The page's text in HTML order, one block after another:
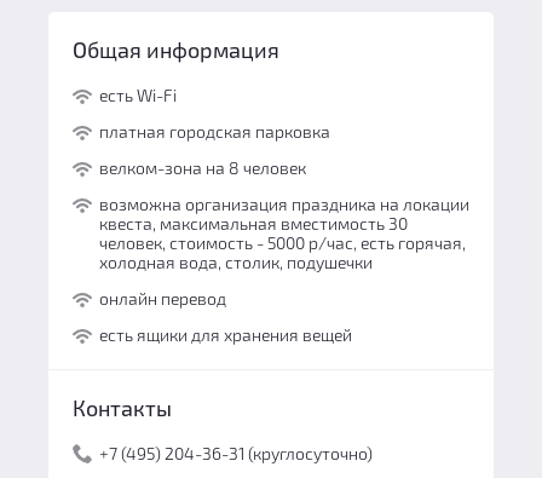
Общая информация
есть Wi-Fi
платная городская парковка
велком-зона на 8 человек
возможна организация праздника на локации
квеста, максимальная вместимость 30
человек, стоимость - 5000 р/час, есть горячая,
холодная вода, столик, подушечки
онлайн перевод
есть ящики для хранения вещей
Контакты
+7 (495) 204-36-31 (круглосуточно)